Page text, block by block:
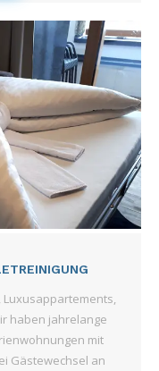
haben jahrelange
mit
Gästewechsel an